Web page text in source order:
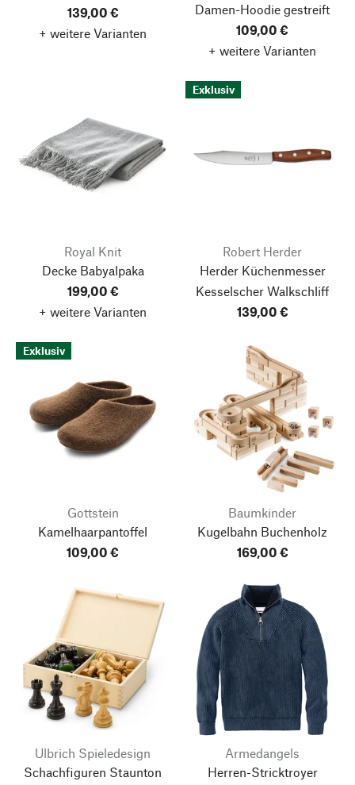
139,00 €
+ weitere Varianten
Damen-Hoodie gestreift
109,00 €
+ weitere Varianten
Royal Knit
Decke Babyalpaka
199,00 €
+ weitere Varianten
Exklusiv
Robert Herder
Herder Küchenmesser
Kesselscher Walkschliff
139,00 €
Exklusiv
Gottstein
Kamelhaarpantoffel
109,00 €
Baumkinder
Kugelbahn Buchenholz
169,00 €
Ulbrich Spieledesign
Schachfiguren Staunton
Armedangels
Herren-Stricktroyer